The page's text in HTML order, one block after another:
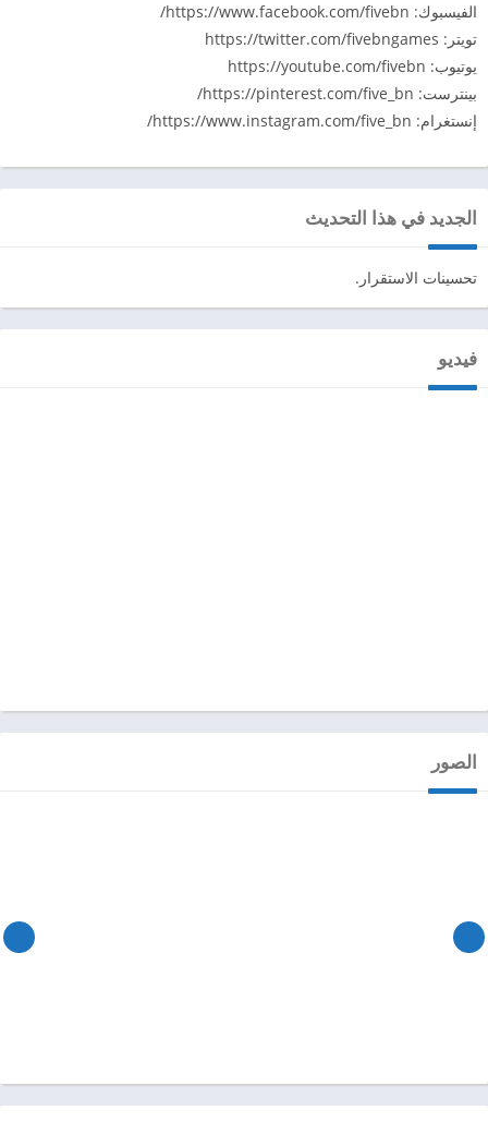
الفيسبوك: https://www.facebook.com/fivebn/
تويتر: https://twitter.com/fivebngames
يوتيوب: https://youtube.com/fivebn
بينترست: https://pinterest.com/five_bn/
إنستغرام: https://www.instagram.com/five_bn/
الجديد في هذا التحديث
تحسينات الاستقرار.
فيديو
الصور